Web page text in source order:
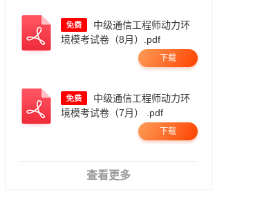
境模考试卷（8月）.pdf
下载
境模考试卷（7月） .pdf
下载
查看更多